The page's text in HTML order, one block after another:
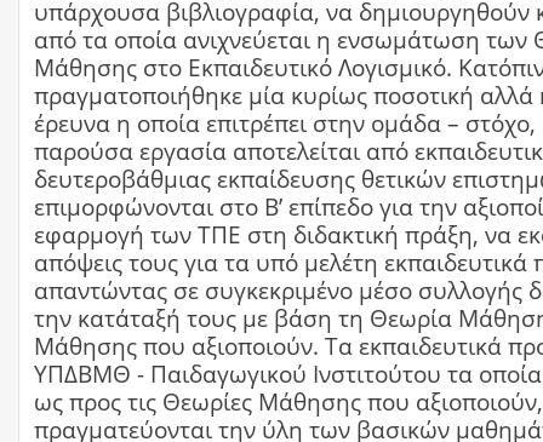
υπάρχουσα βιβλιογραφία, να δημιουργηθούν
από τα οποία ανιχνεύεται η ενσωμάτωση των
Μάθησης στο Εκπαιδευτικό Λογισμικό.
πραγματοποιήθηκε μία κυρίως ποσοτική αλλά
έρευνα η οποία επιτρέπει στην ομάδα –
παρούσα εργασία αποτελείται από
δευτεροβάθμιας εκπαίδευσης θετικών
επιμορφώνονται στο Β’ επίπεδο για την
εφαρμογή των ΤΠΕ στη διδακτική πράξη, να
απόψεις τους για τα υπό μελέτη
απαντώντας σε συγκεκριμένο μέσο συλλογής
την κατάταξή τους με βάση τη Θεωρία
Μάθησης που αξιοποιούν. Τα εκπαιδευτικά
ΥΠΔΒΜΘ - Παιδαγωγικού Ινστιτούτου τα
ως προς τις Θεωρίες Μάθησης που αξιοποιούν,
πραγματεύονται την ύλη των βασικών